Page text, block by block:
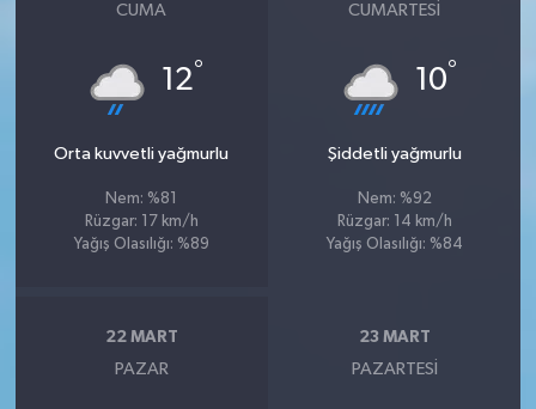
CUMA
12°
Orta kuvvetli yağmurlu
Nem: %81
Rüzgar: 17 km/h
Yağış Olasılığı: %89
CUMARTESI
10°
Şiddetli yağmurlu
Nem: %92
Rüzgar: 14 km/h
Yağış Olasılığı: %84
22 MART
PAZAR
23 MART
PAZARTESI